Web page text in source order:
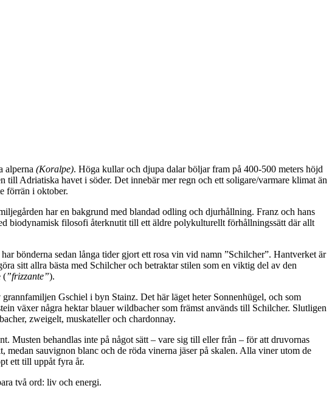
alperna (Koralpe). Höga kullar och djupa dalar böljar fram på 400-500 meters höjd
till Adriatiska havet i söder. Det innebär mer regn och ett soligare/varmare klimat än
förrän i oktober.
har en bakgrund med blandad odling och djurhållning. Franz och hans
biodynamisk filosofi återknutit till ett äldre polykulturellt förhållningssätt där allt
bönderna sedan långa tider gjort ett rosa vin vid namn ”Schilcher”. Hantverket är
sitt allra bästa med Schilcher och betraktar stilen som en viktig del av den
(”frizzante”).
Gschiel i byn Stainz. Det här läget heter Sonnenhügel, och som
växer några hektar blauer wildbacher som främst används till Schilcher. Slutligen
zweigelt, muskateller och chardonnay.
Musten behandlas inte på något sätt – vare sig till eller från – för att druvornas
medan sauvignon blanc och de röda vinerna jäser på skalen. Alla viner utom de
ett till uppåt fyra år.
två ord: liv och energi.